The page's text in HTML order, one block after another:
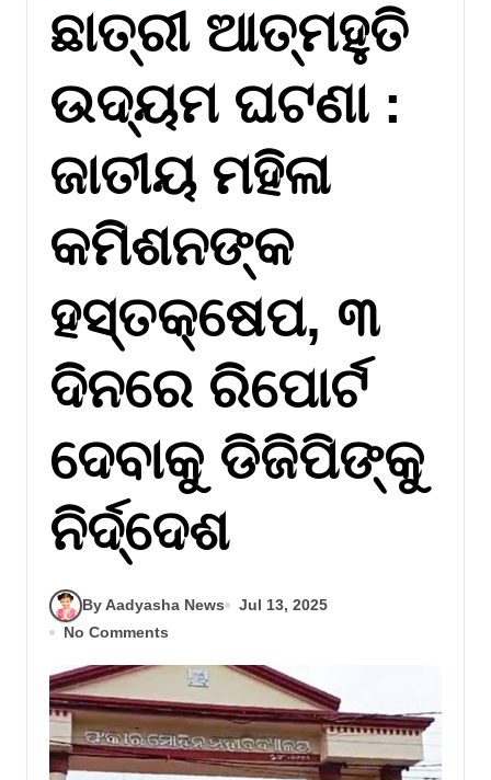
ଛାତ୍ରୀ ଆତ୍ମହୁତି
ଉଦ୍ୟମ ଘଟଣା :
ଜାତୀୟ ମହିଳା
କମିଶନଙ୍କ
ହସ୍ତକ୍ଷେପ, ୩
ଦିନରେ ରିପୋର୍ଟ
ଦେବାକୁ ଡିଜିପିଙ୍କୁ
ନିର୍ଦ୍ଦେଶ
By Aadyasha News
Jul 13, 2025
No Comments